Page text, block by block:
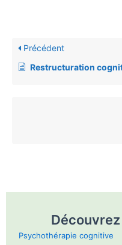
Précédent
Restructuration
Psychothérapie cognitive